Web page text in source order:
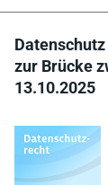
zur Brücke
13.10.2025